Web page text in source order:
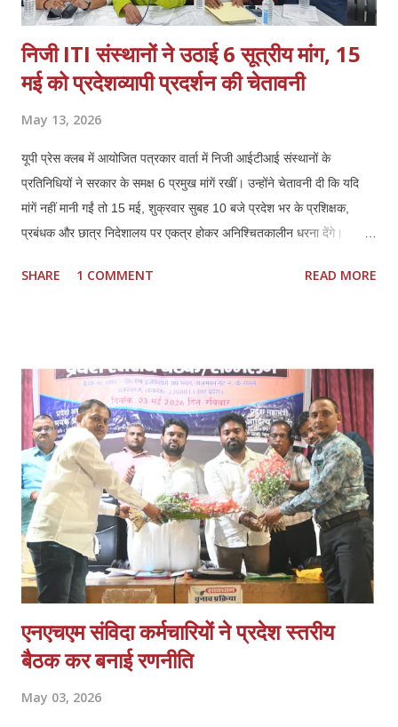
निजी ITI संस्थानों ने उठाई 6 सूत्रीय मांग, 15
मई को प्रदेशव्यापी प्रदर्शन की चेतावनी
May 13, 2026
यूपी प्रेस क्लब में आयोजित पत्रकार वार्ता में निजी आईटीआई संस्थानों के
प्रतिनिधियों ने सरकार के समक्ष 6 प्रमुख मांगें रखीं। उन्होंने चेतावनी दी कि यदि
मांगें नहीं मानी गईं तो 15 मई, शुक्रवार सुबह 10 बजे प्रदेश भर के प्रशिक्षक,
प्रबंधक और छात्र निदेशालय पर एकत्र होकर अनिश्चितकालीन धरना देंगे।
लेकिन मौजूदा नीतियों से संस्थानों की आर्थिक और प्रशासनिक स्थिति प्रभावित हो
हो:* पैन, आधार, OTP आधारित e-KYC के बाद अतिरिक्त नोडल वेरिफिकेशन
अनावश्यक और शोषणकारी है। 3. *थर्ड शिफ्ट बहाल हो:* दिन में नौकरी करने वाले
हजारों छात्रों को शाम की शिफ्ट न होने से प्रशिक्षण नहीं मिल पा रहा। 4.
*PMKVY 5.0 में भागीदारी मिले:* निजी संस्थानों के पास संसाधन और अनुभवी
स्टाफ होने के बावजूद योजनाओं में भागी...
SHARE 1 COMMENT READ MORE
एनएचएम संविदा कर्मचारियों ने प्रदेश स्तरीय
बैठक कर बनाई रणनीति
May 03, 2026